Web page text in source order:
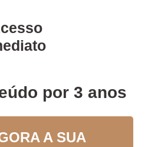
por 3 anos
A SUA